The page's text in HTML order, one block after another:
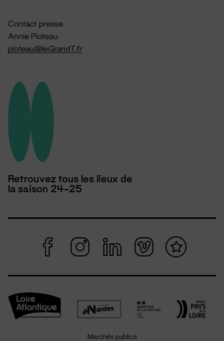
Contact presse
Annie Ploteau
ploteau@leGrandT.fr
Retrouvez tous les lieux de
la saison 24-25
Marchés publics